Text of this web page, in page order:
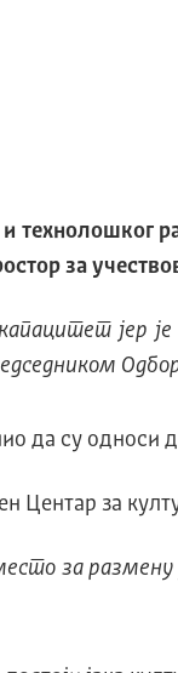
технолошког
за
јер
да су односи
Центар за
место за